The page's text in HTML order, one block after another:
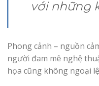
với những
Phong cảnh – nguồn
người đam mê nghệ
họa cũng không ngoại